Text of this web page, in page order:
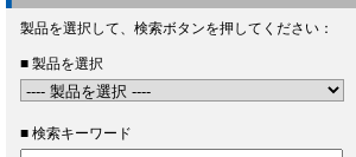
製品を選択して、検索ボタンを押してください：
■ 製品を選択
■ 検索キーワード